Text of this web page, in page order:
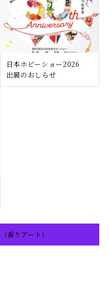
日本ホビーショー2026
出展のおしらせ
香りアート）